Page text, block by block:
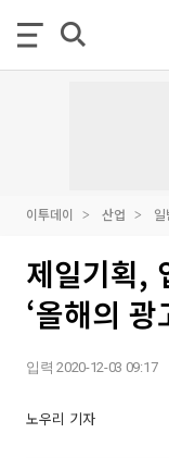
이투데이 산업
제일기획,
‘올해의
입력 2020-12-03 09:17
노우리 기자